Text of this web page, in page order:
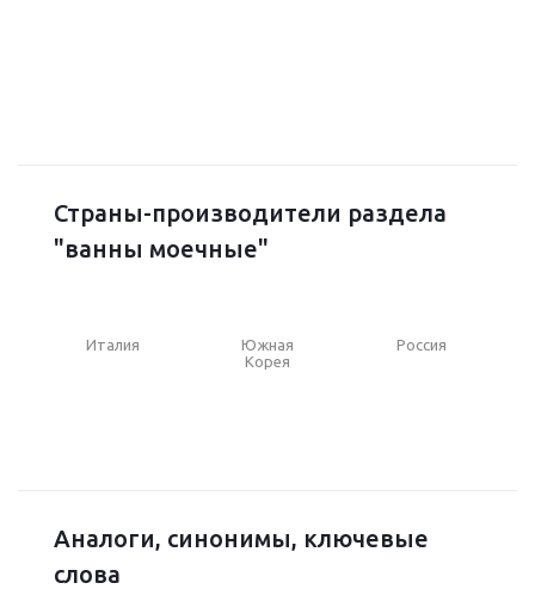
Страны-производители раздела
"ванны моечные"
Италия
Южная
Корея
Россия
Аналоги, синонимы, ключевые
слова